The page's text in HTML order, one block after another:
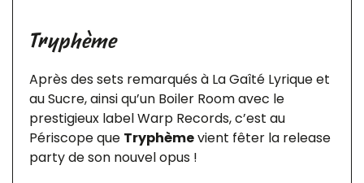
Tryphème
Après des sets remarqués à La Gaîté Lyrique et
au Sucre, ainsi qu’un Boiler Room avec le
prestigieux label Warp Records, c’est au
Périscope que Tryphèmevient fêter la release
party de son nouvel opus !